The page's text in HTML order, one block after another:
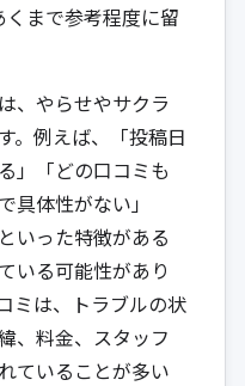
まで参考程度に留
、やらせやサクラ
。例えば、「投稿日
」「どの口コミも
具体性がない」
いった特徴がある
いる可能性があり
ミは、トラブルの状
、料金、スタッフ
ていることが多い